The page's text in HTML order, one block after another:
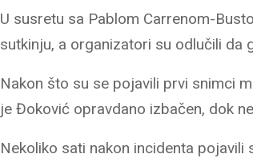
U susretu sa Pablom Carrenom-
sutkinju, a organizatori su odlučili da
Nakon što su se pojavili prvi snimci
je Đoković opravdano izbačen, dok
Nekoliko sati nakon incidenta